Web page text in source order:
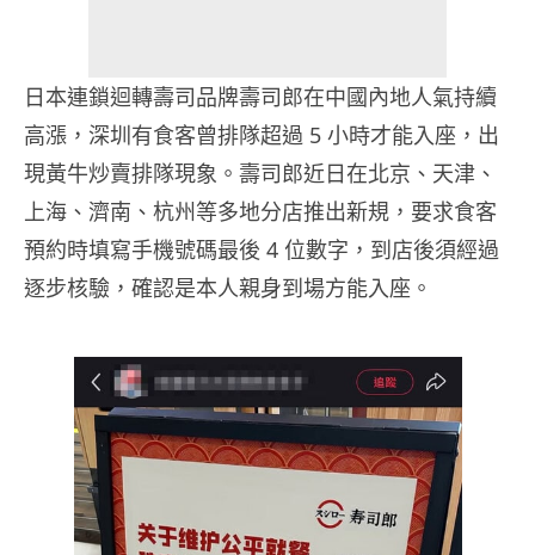
日本連鎖迴轉壽司品牌壽司郎在中國內地人氣持續
高漲，深圳有食客曾排隊超過 5 小時才能入座，出
現黃牛炒賣排隊現象。壽司郎近日在北京、天津、
上海、濟南、杭州等多地分店推出新規，要求食客
預約時填寫手機號碼最後 4 位數字，到店後須經過
逐步核驗，確認是本人親身到場方能入座。